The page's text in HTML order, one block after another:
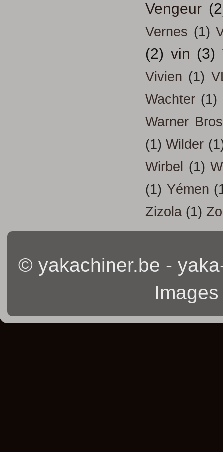
Vengeur
Vernes (1)
(2) vin (3)
Vivien (1)
Wachter (1)
Warner Bros
(1) Wilder
Wirbel
(1)
(1) Yémen
Zizola (1)
© yakachiner.be -